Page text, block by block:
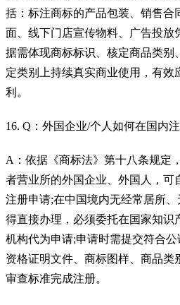
括：标注商标的产品包装、销售合
面、线下门店宣传物料、广告投放
据需体现商标标识、核定商品类别
定类别上持续真实商业使用，有效
利。
16. Q：外国企业/个人如何在国内
A：依据《商标法》第十八条规定
者营业所的外国企业、外国人，可
注册申请;在中国境内无经常居所
得直接办理，必须委托在国家知识
机构代为申请;申请时需提交符合
资格证明文件、商标图样、商品类
审查标准完成注册。